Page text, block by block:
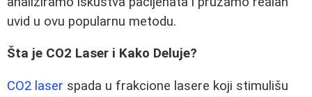
uvid u ovu popularnu metodu.
Šta je CO2 Laser i Kako Deluje?
CO2 laser spada u frakcione lasere koji stimulišu